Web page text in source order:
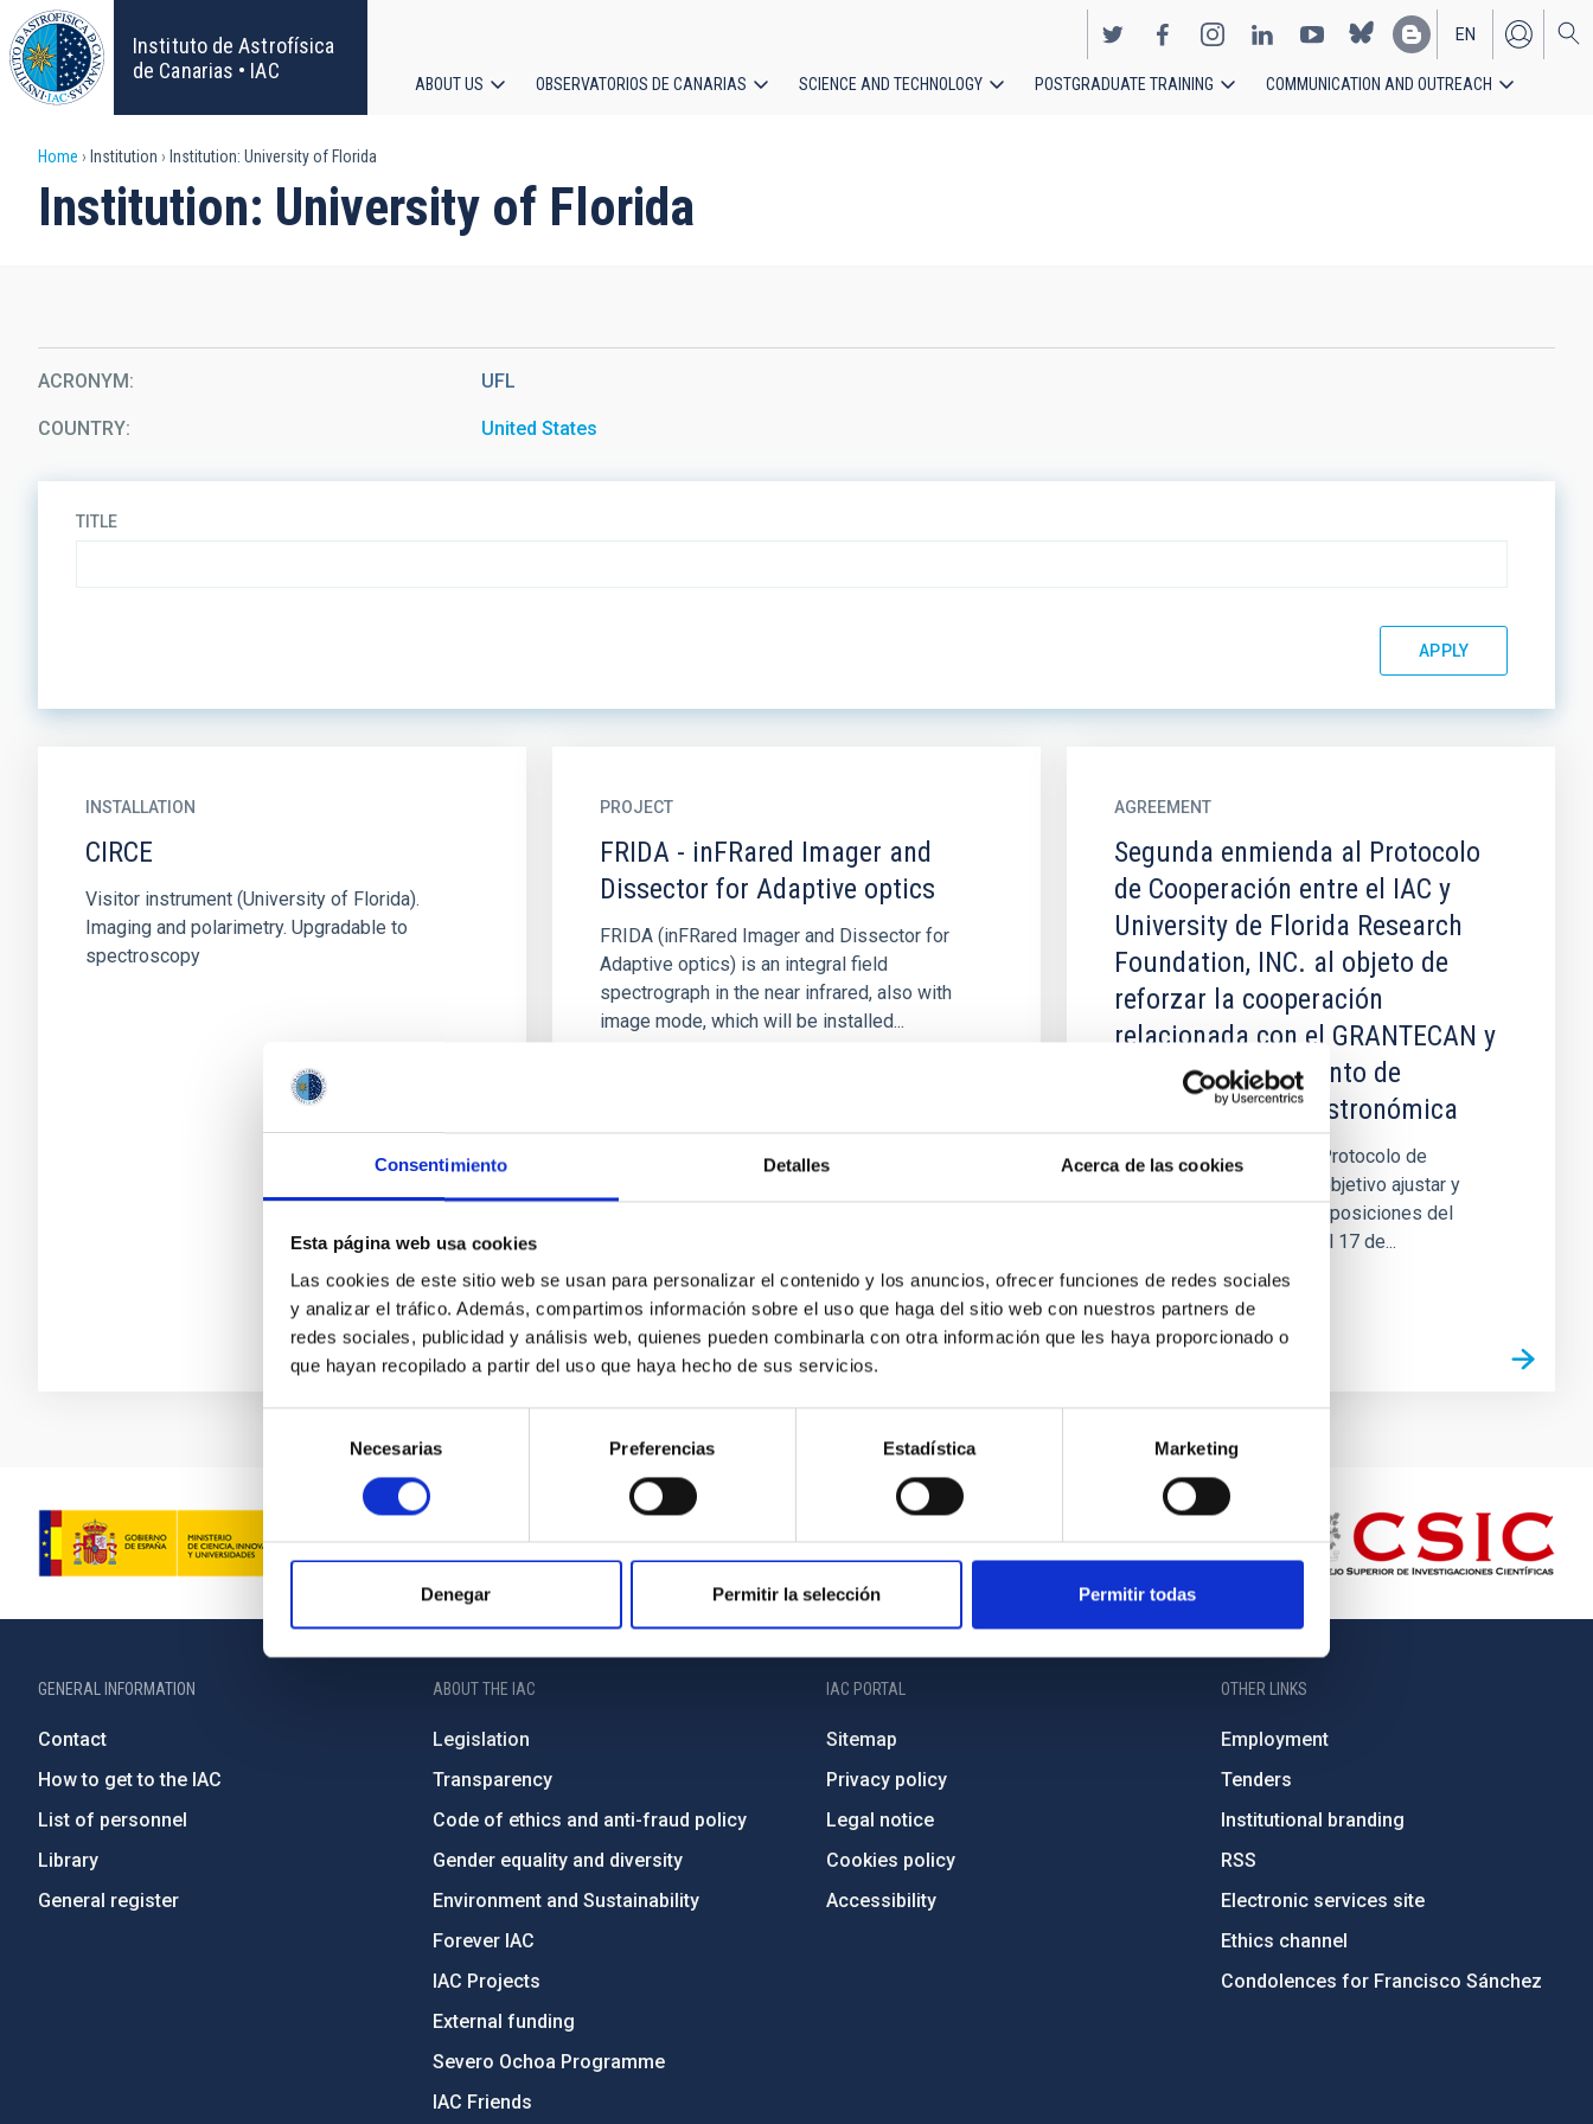
Consentimiento Detalles Acerca de las cookies
Esta página web usa cookies
Las cookies de este sitio web se usan para personalizar el contenido y los anuncios, ofrecer funciones de redes sociales
y analizar el tráfico. Además, compartimos información sobre el uso que haga del sitio web con nuestros partners de
redes sociales, publicidad y análisis web, quienes pueden combinarla con otra información que les haya proporcionado o
que hayan recopilado a partir del uso que haya hecho de sus servicios.
consentimiento
Necesarias Preferencias Estadística Marketing
Denegar Permitir la selección Permitir todas
Skip
to
main
content
Instituto de Astrofísica
de Canarias • IAC
EN
ES
navigation
ABOUT US OBSERVATORIOS DE CANARIAS SCIENCE AND TECHNOLOGY POSTGRADUATE TRAINING COMMUNICATION AND OUTREACH
Breadcrumb
Home Institution Institution: University of Florida
Institution: University of Florida
ACRONYM UFL
COUNTRY United States
TITLE
INSTALLATION
CIRCE
Visitor instrument (University of Florida).
Imaging and polarimetry. Upgradable to
spectroscopy
PROJECT
FRIDA - inFRared Imager and
Dissector for Adaptive optics
FRIDA (inFRared Imager and Dissector for
Adaptive optics) is an integral field
spectrograph in the near infrared, also with
image mode, which will be installed...
AGREEMENT
Segunda enmienda al Protocolo
de Cooperación entre el IAC y
University de Florida Research
Foundation, INC. al objeto de
reforzar la cooperación
relacionada con el GRANTECAN y
el desarrollo conjunto de
instrumentación astronómica
La segunda enmienda al Protocolo de
Cooperación tiene como objetivo ajustar y
actualizar las fechas y disposiciones del
acuerdo original firmado el 17 de...
GENERAL INFORMATION
Contact
How to get to the IAC
List of personnel
Library
General register
ABOUT THE IAC
Legislation
Transparency
Code of ethics and anti-fraud policy
Gender equality and diversity
Environment and Sustainability
Forever IAC
IAC Projects
External funding
Severo Ochoa Programme
IAC Friends
IAC PORTAL
Sitemap
Privacy policy
Legal notice
Cookies policy
Accessibility
OTHER LINKS
Employment
Tenders
Institutional branding
RSS
Electronic services site
Ethics channel
Condolences for Francisco Sánchez